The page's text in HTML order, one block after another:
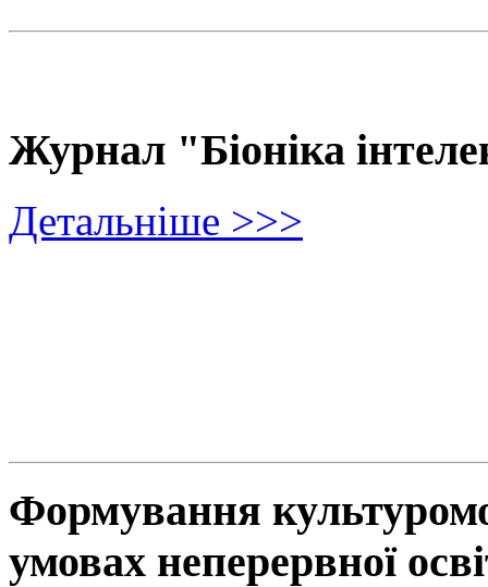
Журнал "Біоніка
Детальніше >>>
Формування
умовах неперервної